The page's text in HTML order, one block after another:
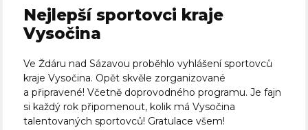
Nejlepší sportovci kraje
Vysočina
Ve Ždáru nad Sázavou proběhlo vyhlášení sportovců
kraje Vysočina. Opět skvěle zorganizované
a připravené! Včetně doprovodného programu. Je fajn
si každý rok připomenout, kolik má Vysočina
talentovaných sportovců! Gratulace všem!